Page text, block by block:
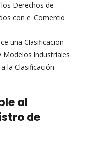
Derechos de
con el Comercio
una Clasificación
Modelos Industriales
la Clasificación
al
de